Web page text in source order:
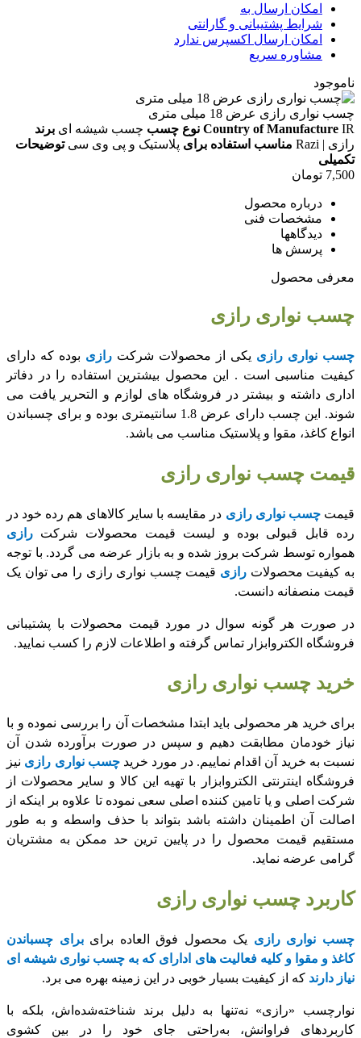
امکان ارسال به
شرایط پشتیبانی و گارانتی
امکان ارسال اکسپرس ندارد
مشاوره سریع
ناموجود
چسب نواری رازی عرض 18 میلی متری
Country of Manufacture IR نوع چسب چسب شیشه ای برند
رازی | Razi
مناسب استفاده برای پلاستیک و پی وی سی توضیحات
تکمیلی
7,500 تومان
درباره محصول
مشخصات فنی
دیدگاهها
پرسش ها
معرفی محصول
چسب نواری رازی
چسب نواری رازی یکی از محصولات شرکت رازی بوده که دارای
کیفیت مناسبی است . این محصول بیشترین استفاده را در دفاتر
اداری داشته و بیشتر در فروشگاه های لوازم و التحریر یافت می
شوند. این چسب دارای عرض 1.8 سانتیمتری بوده و برای چسباندن
انواع کاغذ، مقوا و پلاستیک مناسب می باشد.
قیمت چسب نواری رازی
قیمتچسب نواری رازی در مقایسه با سایر کالاهای هم رده خود در
رده قابل قبولی بوده و لیست قیمت محصولات شرکت رازی
همواره توسط شرکت بروز شده و به بازار عرضه می گردد. با توجه
به کیفیت محصولات رازی قیمت چسب نواری رازی را می توان یک
قیمت منصفانه دانست.
در صورت هر گونه سوال در مورد قیمت محصولات با پشتیبانی
فروشگاه الکتروابزار تماس گرفته و اطلاعات لازم را کسب نمایید.
خرید چسب نواری رازی
برای خرید هر محصولی باید ابتدا مشخصات آن را بررسی نموده و با
نیاز خودمان مطابقت دهیم و سپس در صورت برآورده شدن آن
نسبت به خرید آن اقدام نماییم. در مورد خریدچسب نواری رازی نیز
فروشگاه اینترنتی الکتروابزار با تهیه این کالا و سایر محصولات از
شرکت اصلی و یا تامین کننده اصلی سعی نموده تا علاوه بر اینکه از
اصالت آن اطمینان داشته باشد بتواند با حذف واسطه و به طور
مستقیم قیمت محصول را در پایین ترین حد ممکن به مشتریان
گرامی عرضه نماید.
کاربرد چسب نواری رازی
چسب نواری رازی یک محصول فوق العاده برایبرای چسباندن
کاغذ و مقوا و کلیه فعالیت های ادارای که به چسب نواری شیشه ای
نیاز دارند که از کیفیت بسیار خوبی در این زمینه بهره می برد.
نوارچسب «رازی» نه‌تنها به دلیل برند شناخته‌شده‌اش، بلکه با
کاربردهای فراوانش، به‌راحتی جای خود را در بین کشوی